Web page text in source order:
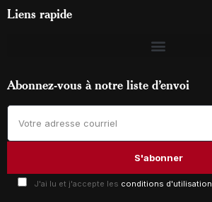
Liens rapide
Abonnez-vous à notre liste d’envoi
J'ai lu et j'accepte les conditions d'utilisation